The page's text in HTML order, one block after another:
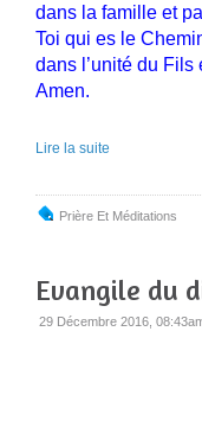
dans la famille et
Toi qui es le
dans l’unité du Fils
Amen.
Lire la suite
Prière Et Méditations
Evangile du
29 Décembre 2016,